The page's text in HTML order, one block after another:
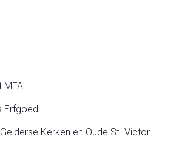
MFA
Erfgoed
Kerken en Oude St. Victor